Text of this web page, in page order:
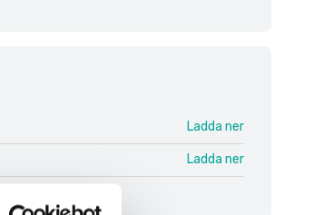
Ladda ner
Ladda ner